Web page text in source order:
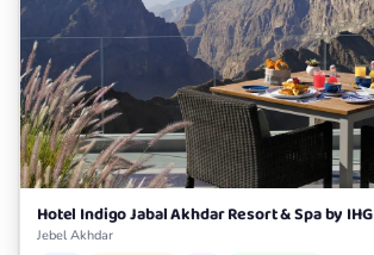
Hotel Indigo Jabal Akhdar Resort & Spa by IHG
Jebel Akhdar